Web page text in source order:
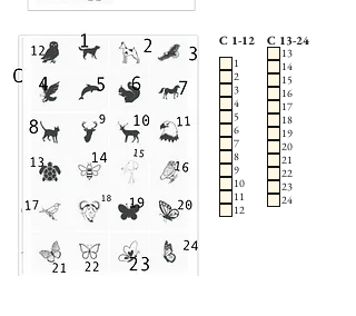
C 13-24
13
14
15
16
17
18
19
20
21
22
23
24
C 1-12
1
2
3
4
5
6
7
8
9
10
11
12